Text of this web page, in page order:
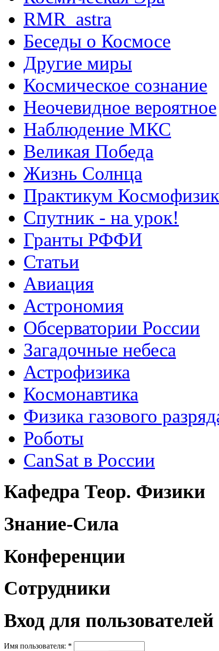
RMR_astra
Беседы о Космосе
Другие миры
Космическое сознание
Неочевидное вероятное
Наблюдение МКС
Великая Победа
Жизнь Солнца
Практикум
Спутник - на урок!
Гранты РФФИ
Статьи
Авиация
Астрономия
Обсерватории России
Загадочные небеса
Астрофизика
Космонавтика
Физика газового
Роботы
CanSat в России
Кафедра Теор. Физики
Знание-Сила
Конференции
Сотрудники
Вход для пользователей
Имя пользователя: *